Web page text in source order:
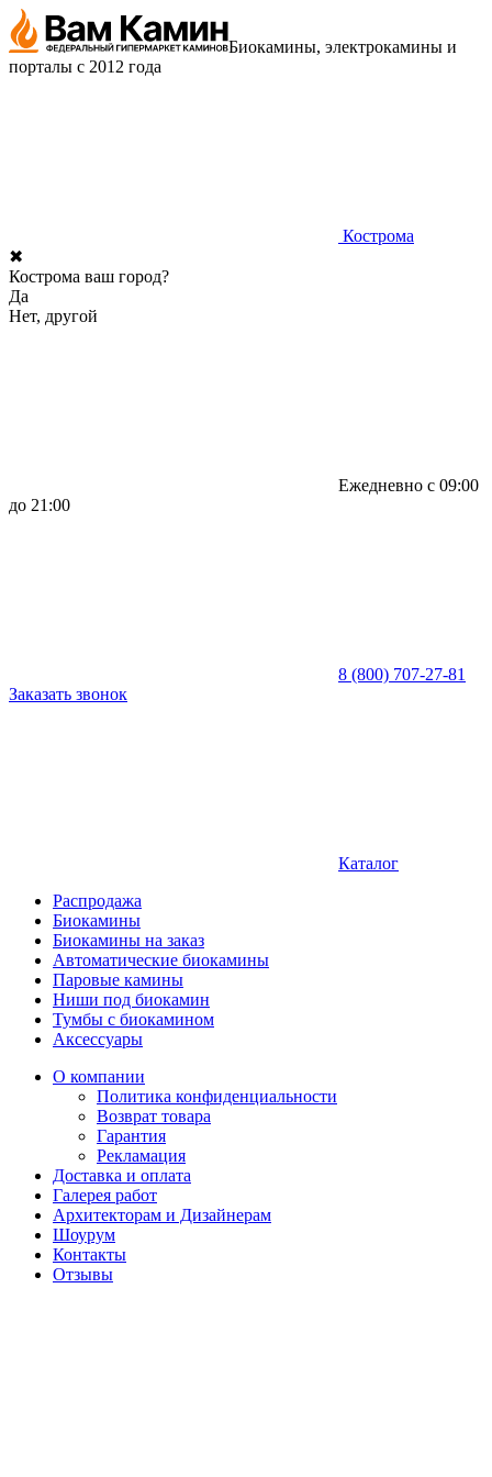
Биокамины, электрокамины и
порталы с 2012 года
Кострома
✖
Кострома ваш город?
Да
Нет, другой
Ежедневно с 09:00
до 21:00
8 (800) 707-27-81
Заказать звонок
Каталог
Распродажа
Биокамины
Биокамины на заказ
Автоматические биокамины
Паровые камины
Ниши под биокамин
Тумбы с биокамином
Аксессуары
О компании
Политика конфиденциальности
Возврат товара
Гарантия
Рекламация
Доставка и оплата
Галерея работ
Архитекторам и Дизайнерам
Шоурум
Контакты
Отзывы